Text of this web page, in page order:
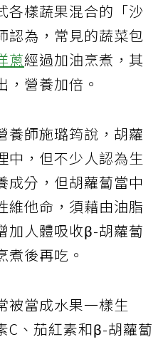
各樣蔬果混合的「沙
認為，常見的蔬菜包
蔥經過加油烹煮，其
，營養加倍。
養師施璐筠說，胡蘿
中，但不少人認為生
成分，但胡蘿蔔當中
維他命，須藉由油脂
加人體吸收β-胡蘿蔔
煮後再吃。
被當成水果一樣生
C、茄紅素和β-胡蘿蔔